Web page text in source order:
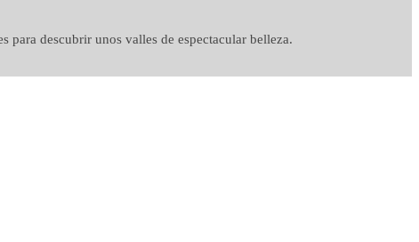
para descubrir unos valles de espectacular belleza.